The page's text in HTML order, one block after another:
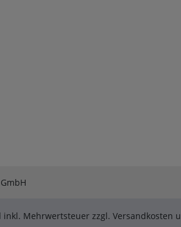
inkl. Mehrwertsteuer zzgl.